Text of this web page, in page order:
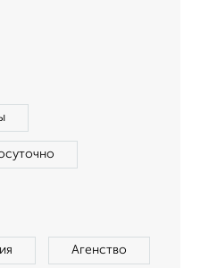
Агенство